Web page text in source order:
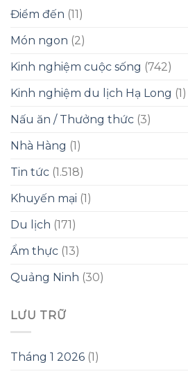
Điểm đến (11)
Món ngon (2)
Kinh nghiệm cuộc sống (742)
Kinh nghiệm du lịch Hạ Long (1)
Nấu ăn / Thưởng thức (3)
Nhà Hàng (1)
Tin tức (1.518)
Khuyến mại (1)
Du lịch (171)
Ẩm thực (13)
Quảng Ninh (30)
LƯU TRỮ
Tháng 1 2026 (1)